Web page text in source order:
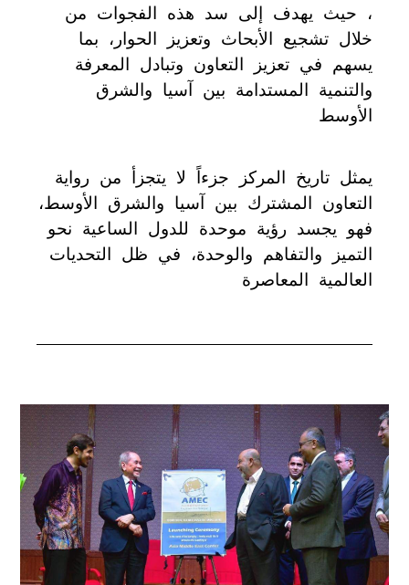
، حيث يهدف إلى سد هذه الفجوات من
خلال تشجيع الأبحاث وتعزيز الحوار، بما
يسهم في تعزيز التعاون وتبادل المعرفة
والتنمية المستدامة بين آسيا والشرق
الأوسط
يمثل تاريخ المركز جزءاً لا يتجزأ من رواية
التعاون المشترك بين آسيا والشرق الأوسط،
فهو يجسد رؤية موحدة للدول الساعية نحو
التميز والتفاهم والوحدة، في ظل التحديات
العالمية المعاصرة